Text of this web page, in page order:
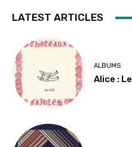
LATEST ARTICLES
ALBUMS
Alice :